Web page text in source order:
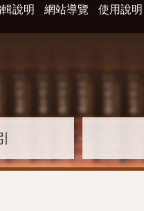
說明 網站導覽 使用說明